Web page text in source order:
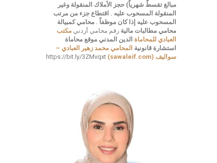
مبالغ تقسطّ شهرياً) حجز الأملاك المنقولة وغير
المنقولة المسحوب عليه . اقتطاع جزء من مرتب
المسحوب عليه إذا كان موظفاً . محامي كمبيالة
محامي مطالبات مالية رقم محامي أردني مكتب
العبادي للمحاماة الدين المدني موقع محاماة
استشارة قانونية المحامي محمد زهير العبادي –
سواليف (sawaleif.com)